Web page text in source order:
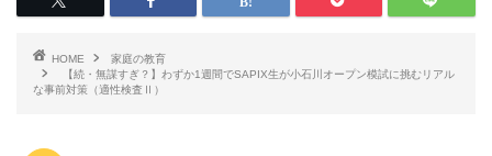
HOME
家庭の教育
【続・無謀すぎ？】わずか1週間でSAPIX生が小石川オープン模試に挑むリアル
な事前対策（適性検査Ⅱ）